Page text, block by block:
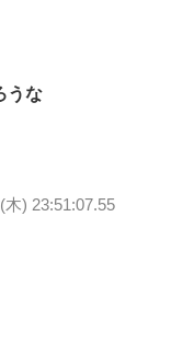
うな
木) 23:51:07.55